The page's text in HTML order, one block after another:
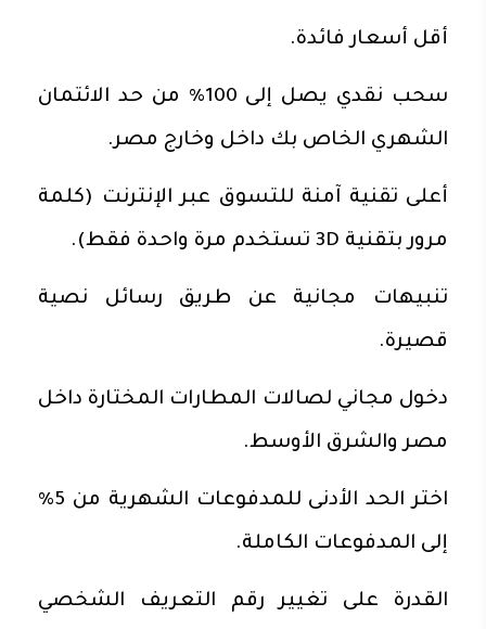
أقل أسعار فائدة.
سحب نقدي يصل إلى 100% من حد الائتمان
الشهري الخاص بك داخل وخارج مصر.
أعلى تقنية آمنة للتسوق عبر الإنترنت (كلمة
مرور بتقنية 3D تستخدم مرة واحدة فقط).
تنبيهات مجانية عن طريق رسائل نصية
قصيرة.
دخول مجاني لصالات المطارات المختارة داخل
مصر والشرق الأوسط.
اختر الحد الأدنى للمدفوعات الشهرية من 5%
إلى المدفوعات الكاملة.
القدرة على تغيير رقم التعريف الشخصي